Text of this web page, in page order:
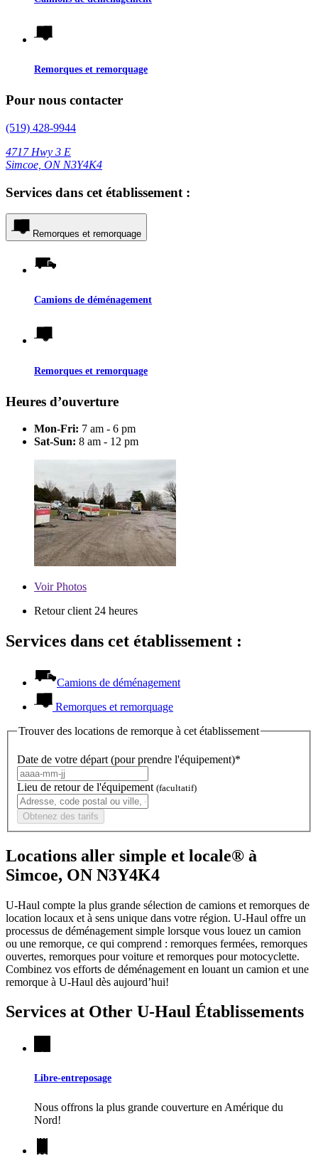
Remorques et remorquage
Pour nous contacter
(519) 428-9944
4717 Hwy 3 E
Simcoe, ON N3Y4K4
Services dans cet établissement :
Remorques et remorquage
Camions de déménagement
Remorques et remorquage
Heures d’ouverture
Mon-Fri: 7 am - 6 pm
Sat-Sun: 8 am - 12 pm
VoirPhotos
Retour client 24 heures
Services dans cet établissement :
Camions de déménagement
Remorques et remorquage
Trouver des locations de remorque à cet établissement
Date de votre départ (pour prendre l'équipement)*
Lieu de retour de l'équipement (facultatif)
Obtenez des tarifs
Locations aller simple et locale® à
Simcoe, ON N3Y4K4
U-Haul compte la plus grande sélection de camions et remorques de
location locaux et à sens unique dans votre région. U-Haul offre un
processus de déménagement simple lorsque vous louez un camion
ou une remorque, ce qui comprend : remorques fermées, remorques
ouvertes, remorques pour voiture et remorques pour motocyclette.
Combinez vos efforts de déménagement en louant un camion et une
remorque à U-Haul dès aujourd’hui!
Services at Other U-Haul Établissements
Libre-entreposage
Nous offrons la plus grande couverture en Amérique du
Nord!